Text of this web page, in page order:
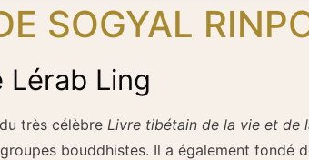
SOGYAL
Lérab Ling
très célèbre Livre tibétain de la vie et de
bouddhistes. Il a également fondé